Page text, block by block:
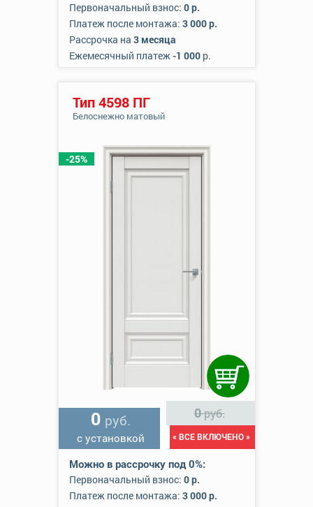
Первоначальный взнос: 0 р.
Платеж после монтажа: 3 000 р.
Рассрочка на 3 месяца
Ежемесячный платеж-1 000р.
-25%
Тип 4598 ПГ
Белоснежно матовый
0 руб.
с установкой
0руб.
« ВСЕ ВКЛЮЧЕНО »
Можно в рассрочку под 0%:
Первоначальный взнос: 0 р.
Платеж после монтажа: 3 000 р.